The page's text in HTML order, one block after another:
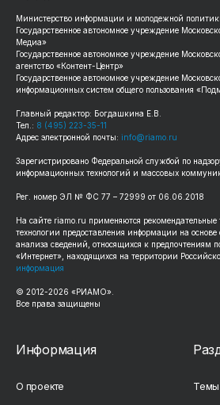
Министерство информации и молодежной
Государственное автономное учреждение
Медиа»
Государственное автономное учреждение
агентство «Контент-Центр»
Государственное автономное учреждение
информационных систем общего пользования
Главный редактор: Богдашкина Е.В.
Тел.: 8 (495) 223-35-11
Адрес электронной почты: info@riamo.ru
Зарегистрировано Федеральной службой по
информационных технологий и массовых
Рег. номер ЭЛ № ФС 77 – 72999 от 06.06.2018
На сайте riamo.ru применяются
технологии предоставления информации на
анализа сведений, относящихся к предпочтениям
«Интернет», находящихся на территории
информация
© 2012-2026 «РИАМО».
Все права защищены
Информация
О проекте Темы